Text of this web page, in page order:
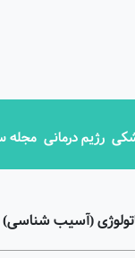
رژیم درمانی مجله
(آسیب شناسی)